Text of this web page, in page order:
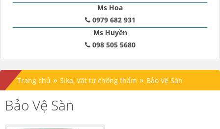
Ms Hoa
0979 682 931
Ms Huyền
098 505 5680
Trang chủ » Sika, Vật tư chống thấm » Bảo Vệ Sàn
Bảo Vệ Sàn